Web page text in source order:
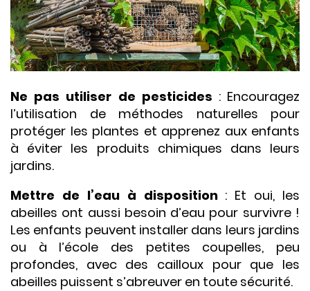
Ne pas utiliser de pesticides : Encouragez
l’utilisation de méthodes naturelles pour
protéger les plantes et apprenez aux enfants
à éviter les produits chimiques dans leurs
jardins.
Mettre de l’eau à disposition: Et oui, les
abeilles ont aussi besoin d’eau pour survivre !
Les enfants peuvent installer dans leurs jardins
ou à l’école des petites coupelles, peu
profondes, avec des cailloux pour que les
abeilles puissent s’abreuver en toute sécurité.